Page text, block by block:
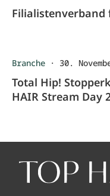
Filialistenverband
Branche · 30.
Total Hip!
HAIR Stream Day